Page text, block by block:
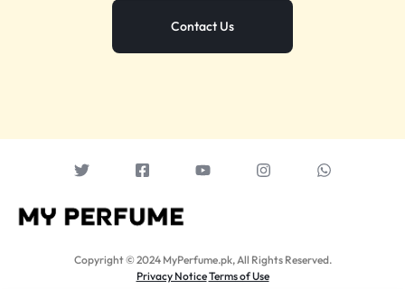
Contact Us
Copyright © 2024 MyPerfume.pk, All Rights Reserved.
Privacy NoticeTerms of Use